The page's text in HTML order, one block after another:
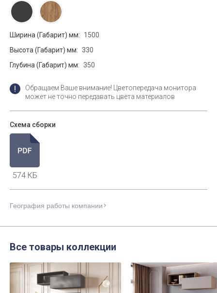
Ширина (Габарит) мм:
1500
Высота (Габарит) мм: 330
Глубина (Габарит) мм: 350
Обращаем Ваше внимание! Цветопередача монитора
может не точно передавать цвета материалов
Схема сборки
574 КБ
География работы компании
Все товары коллекции